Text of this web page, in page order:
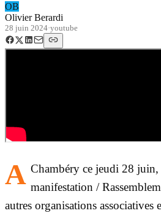
OB
Olivier Berardi
28 juin 2024·youtube
A Chambéry ce jeudi 28 juin,
manifestation /
autres organisations